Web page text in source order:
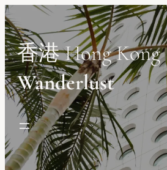
Skip
to
content
香港 Hong Kong
Wanderlust